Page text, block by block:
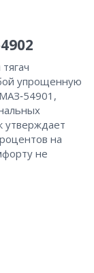
упрощенную
утверждает
на
не